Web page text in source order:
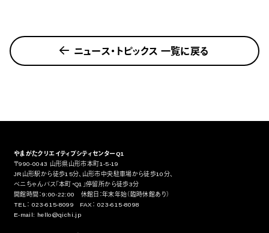
ニュース・トピックス 一覧に戻る
やまがたクリエイティブシティセンターQ1
〒990-0043 山形県山形市本町1-5-19
JR山形駅から徒歩15分、山形市中央駐車場から徒歩10分、
ベニちゃんバス「本町・Q1」停留所から徒歩3分
開館時間：9:00-22:00 休館日：年末年始（臨時休館あり）
TEL： 023-615-8099 FAX： 023-615-8098
E-mail: hello@qichi.jp